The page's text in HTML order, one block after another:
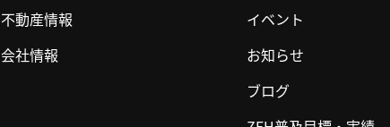
不動産情報
会社情報
イベント
お知らせ
ブログ